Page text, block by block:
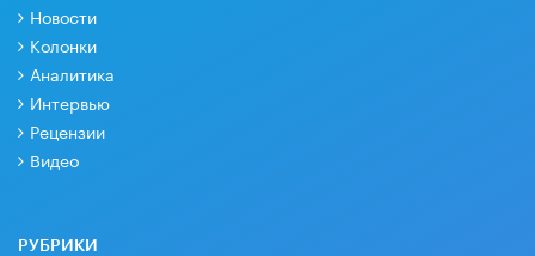
Новости
Колонки
Аналитика
Интервью
Рецензии
Видео
РУБРИКИ